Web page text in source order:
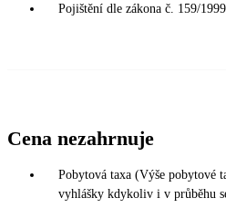
Pojištění dle zákona č. 159/1999
Cena nezahrnuje
Pobytová taxa (Výše pobytové
vyhlášky kdykoliv i v průběhu